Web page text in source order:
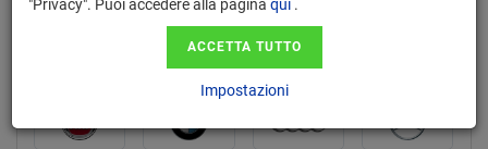
"Privacy". Puoi accedere alla pagina qui .
ACCETTA TUTTO
Impostazioni